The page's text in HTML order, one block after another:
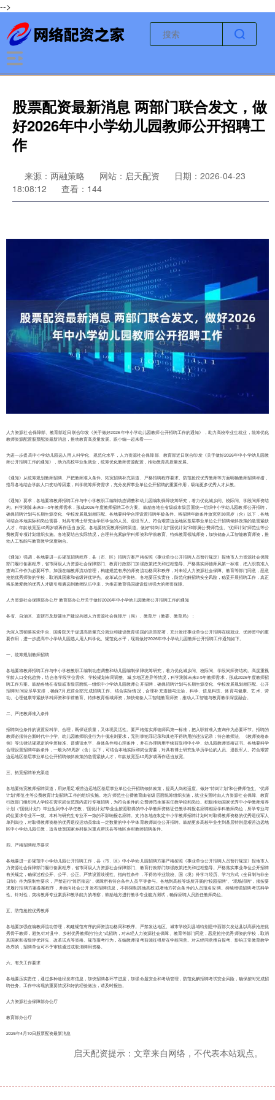
-->
股票配资最新消息 两部门联合发文，做
好2026年中小学幼儿园教师公开招聘工
作
来源：两融策略 网站：启天配资
日期：2026-04-23
18:08:12
查看：144
人力资源社会保障部、教育部近日联合印发《关于做好2026年中小学幼儿园教师公开招聘工作的通知》，助力高校毕业生就业，统筹优化
教师资源配置股票配资最新消息，推动教育高质量发展。跟小编一起来看——
为进一步提高中小学幼儿园选人用人科学化、规范化水平，人力资源社会保障部、教育部近日联合印发《关于做好2026年中小学幼儿园教
师公开招聘工作的通知》，助力高校毕业生就业，统筹优化教师资源配置，推动教育高质量发展。
《通知》从统筹规划教师招聘、严把教师准入条件、拓宽招聘补充渠道、严格招聘程序要求、防范抢挖优秀教师等方面明确教师招聘举措，
指导各地结合学龄人口变动等因素，科学统筹师资需求，充分发挥事业单位公开招聘的重要作用，吸纳更多优秀人才从教。
《通知》要求，各地要将教师招聘工作与中小学教职工编制动态调整和幼儿园编制保障统筹研究，着力优化城乡间、校际间、学段间师资结
构。科学测算未来3—5年教师需求，形成2026年度教师招聘工作方案。鼓励各地在省级或市级层面统一组织中小学幼儿园教师公开招聘，
确保招聘计划与长期生源变化、学校发展规划相匹配。各地要科学合理设置招聘年龄条件。将招聘年龄条件放宽至38周岁（含）以下，各地
可结合本地实际和岗位需要，对具有博士研究生学历学位的人员、退役军人、符合艰苦边远地区基层事业单位公开招聘倾斜政策的急需紧缺
人才，年龄放宽至40周岁或再作适当放宽。各地要拓宽教师招聘渠道。做好“特岗计划”“国优计划”和部属公费师范生、“优师计划”师范生等公
费教育专项计划组织实施。各地要结合实际情况，合理补充紧缺学科师资和学前教育、特殊教育领域师资，加快储备人工智能教育师资，推
动人工智能与教育教学深度融合。
《通知》强调，各地要进一步规范招聘程序，县（市、区）招聘方案严格按照《事业单位公开招聘人员暂行规定》报地市人力资源社会保障
部门履行备案程序，省市两级人力资源社会保障部门、教育行政部门加强政策把关和过程指导。严格落实师德师风第一标准，把入职前准入
查询工作作为必要环节。加强在编教师流动管理，构建规范有序的师资流动格局和秩序，对未经人力资源社会保障、教育等部门同意，恶意
抢挖优秀师资的学校，取消其国家和省级评优评先、改革试点等资格。各地要压实责任，防范化解招聘安全风险，稳妥开展招聘工作，真正
将乐教爱教的优秀人才吸引和遴选到教师队伍中来，为推进教育强国建设提供强大的师资保障。
人力资源社会保障部办公厅 教育部办公厅关于做好2026年中小学幼儿园教师公开招聘工作的通知
各省、自治区、直辖市及新疆生产建设兵团人力资源社会保障厅（局）、教育厅（教委、教育局）：
为深入贯彻落实党中央、国务院关于促进高质量充分就业和建设教育强国的决策部署，充分发挥事业单位公开招聘在稳就业、优师资中的重
要作用，进一步提高中小学幼儿园选人用人科学化、规范化水平，现就做好2026年中小学幼儿园教师公开招聘工作通知如下。
一、统筹规划教师招聘
各地要将教师招聘工作与中小学校教职工编制动态调整和幼儿园编制保障统筹研究，着力优化城乡间、校际间、学段间师资结构。高度重视
学龄人口变化趋势，结合各学段学位需求、学校规划布局调整、城乡地区差异等情况，科学测算未来3-5年教师需求，形成2026年度教师招
聘工作方案。鼓励各地在省级或市级层面统一组织中小学幼儿园教师公开招聘，确保招聘计划与长期生源变化、学校发展规划相匹配。公开
招聘时间应尽早安排，确保7月底前全部完成招聘工作。结合实际情况，合理补充道德与法治、科学、信息科技、体育与健康、艺术、劳
动、心理健康等紧缺学科师资和学前教育、特殊教育领域师资，加快储备人工智能教育师资，推动人工智能与教育教学深度融合。
二、严把教师准入条件
招聘岗位条件的设置应科学、合理，既保证质量，又体现灵活性。要严格落实师德师风第一标准，把入职前准入查询作为必要环节。招聘的
教师必须符合新时代中小学、幼儿园教师职业行为十项准则要求，无刑事犯罪记录和其他不得聘用的违法记录；符合教师法、《教师资格条
例》等法律法规规定的学历标准、普通话水平、身体条件和心理条件，并在办理聘用手续前取得中小学、幼儿园教师资格证书。各地要科学
合理设置招聘年龄条件，一般为38周岁（含）以下，可结合本地实际和岗位需要，对具有博士研究生学历学位的人员、退役军人、符合艰苦
边远地区基层事业单位公开招聘倾斜政策的急需紧缺人才，年龄放宽至40周岁或再作适当放宽。
三、拓宽招聘补充渠道
各地要拓宽教师招聘渠道，用好用足艰苦边远地区基层事业单位公开招聘倾斜政策，提高人岗相适度。做好“特岗计划”和公费师范生、“优师
计划”师范生等公费教育计划招聘工作的组织实施。地方师范生公费教育由省级层面统筹组织实施，就业安置时由人力资源社会保障、教育
行政部门组织用人学校在需求岗位范围内进行专项招聘，为符合条件的公费师范生落实任教学校和岗位。积极推动国家优秀中小学教师培养
计划（“国优计划”）毕业生到中小学任教，“国优计划”毕业生按照取得的中小学教师资格证任教学科报名应聘相应学科教师岗位，所学专业与
岗位要求专业不一致、本科与研究生专业不一致的不影响报名应聘。支持各地在制定中小学教师招聘计划时对取得教师资格的优秀退役军人
单列岗位，对取得教师资格的优秀退役运动员拿出一定数量的中小学体育教师岗位公开招聘。鼓励更多高校毕业生到基层特别是艰苦边远地
区中小学幼儿园任教，适当放宽国家乡村振兴重点帮扶县等地区乡村教师招聘条件。
四、严格招聘程序要求
各地要进一步规范中小学幼儿园公开招聘工作，县（市、区）中小学幼儿园招聘方案严格按照《事业单位公开招聘人员暂行规定》报地市人
力资源社会保障部门履行备案程序，省市两级人力资源社会保障部门、教育行政部门加强政策把关和过程指导。严格落实事业单位公开招聘
有关规定，确保过程公开、公平、公正。严禁设置歧视性、指向性条件，不得将毕业院校、国（境）外学习经历、学习方式（全日制与非全
日制）作为限制性要求，严禁进行“简历筛选”，保障所有符合条件人员平等参与。各地到高校等场所开展的“校园招聘”、“现场招聘”，须按要
求履行招聘方案备案程序，并面向社会公开发布招聘信息，不得限制其他高校或者地方符合条件的人员报名应聘。持续增强招聘考试科学
性、针对性，突出教师专业素质和教学能力的考察，鼓励地方进行教学专业能力测试，确保应聘人员胜任教师岗位。
五、防范抢挖优秀教师
各地要加强在编教师流动管理，构建规范有序的师资流动格局和秩序。严禁发达地区、城市学校到县域特别是中西部欠发达县以高薪抢挖优
秀骨干教师，避免针对县中、乡村优秀教师的“掐尖”式招聘，对未经人力资源社会保障、教育等部门同意，恶意抢挖优秀师资的学校，取消
其国家和省级评优评先、改革试点等资格。规范报考行为，在编教师报考前须征得所在学校同意。对未经同意擅自报考、影响正常教育教学
秩序的，招聘单位可不予审核通过或取消聘用资格。
六、有关工作要求
各地要压实责任，通过多种途径发布信息，加快招聘各环节进度，加强命题安全和考场管理，防范化解招聘考试安全风险，确保按时完成招
聘任务。工作中出现的重要情况和好的经验做法，请及时报告。
人力资源社会保障部办公厅
教育部办公厅
2026年4月10日股票配资最新消息
启天配资提示：文章来自网络，不代表本站观点。